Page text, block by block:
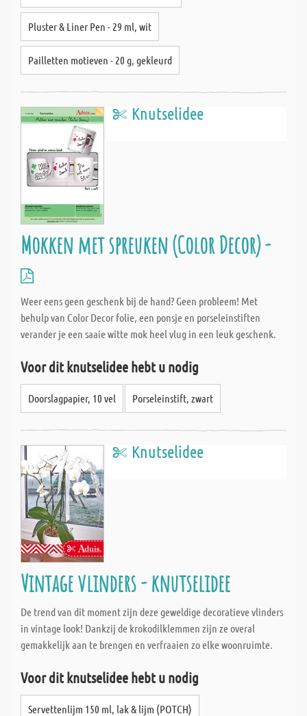
Pluster & Liner Pen - 29 ml, wit
Pailletten motieven - 20 g, gekleurd
Knutselidee
Mokken met spreuken (Color Decor) -
Weer eens geen geschenk bij de hand? Geen probleem! Met
behulp van Color Decor folie, een ponsje en porseleinstiften
verander je een saaie witte mok heel vlug in een leuk geschenk.
Voor dit knutselidee hebt u nodig
Doorslagpapier, 10 vel Porseleinstift, zwart
Knutselidee
Vintage vlinders - knutselidee
De trend van dit moment zijn deze geweldige decoratieve vlinders
in vintage look! Dankzij de krokodilklemmen zijn ze overal
gemakkelijk aan te brengen en verfraaien zo elke woonruimte.
Voor dit knutselidee hebt u nodig
Servettenlijm 150 ml, lak & lijm (POTCH)